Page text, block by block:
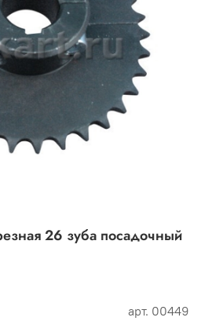
арт. 00449
26 зуба посадочный